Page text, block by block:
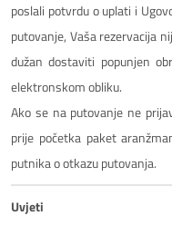
poslali potvrdu o uplati i
putovanje, Vaša rezervacija
dužan dostaviti popunjen
elektronskom obliku.
Ako se na putovanje ne
prije početka paket
putnika o otkazu putovanja.
Uvjeti